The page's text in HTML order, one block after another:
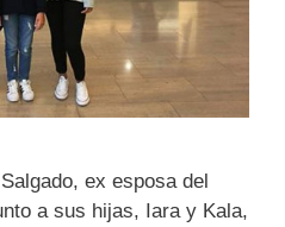
ex esposa del
a sus hijas, Iara y Kala,